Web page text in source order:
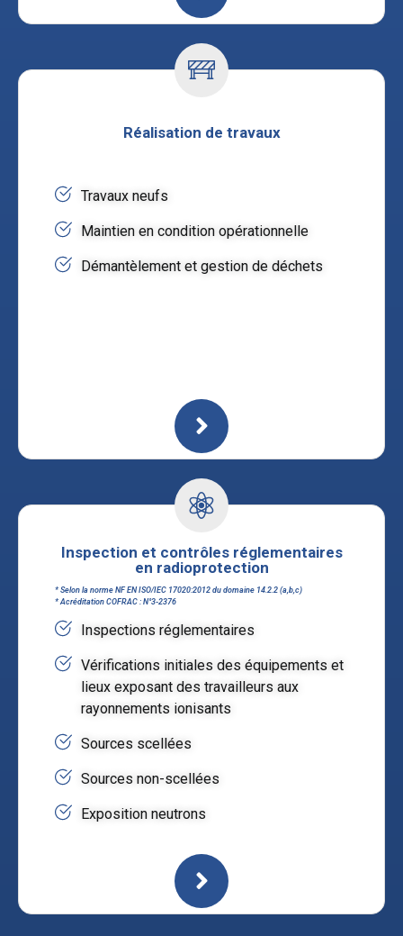
Réalisation de travaux
Travaux neufs
Maintien en condition opérationnelle
Démantèlement et gestion de déchets
Inspection et contrôles réglementaires
en radioprotection
* Selon la norme NF EN ISO/IEC 17020:2012 du domaine 14.2.2 (a,b,c)
* Acréditation COFRAC : N°3-2376
Inspections réglementaires
Vérifications initiales des équipements et
lieux exposant des travailleurs aux
rayonnements ionisants
Sources scellées
Sources non-scellées
Exposition neutrons